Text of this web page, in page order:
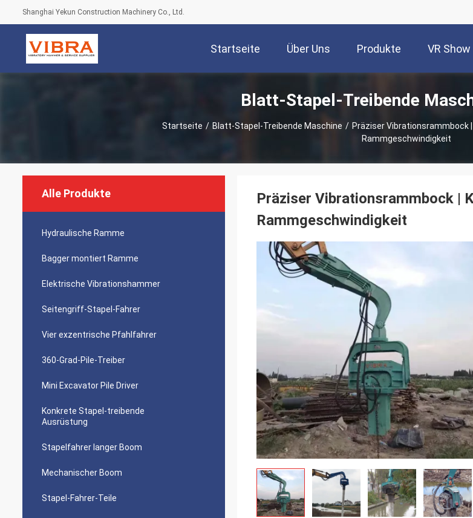
Shanghai Yekun Construction Machinery Co., Ltd.
Startseite Über Uns Produkte VR Show
Blatt-Stapel-Treibende
Startseite / Blatt-Stapel-Treibende Maschine / Präziser Vibrationsrammbock
Rammgeschwindigkeit
Alle Produkte
Hydraulische Ramme
Bagger montiert Ramme
Elektrische Vibrationshammer
Seitengriff-Stapel-Fahrer
Vier exzentrische Pfahlfahrer
360-Grad-Pile-Treiber
Mini Excavator Pile Driver
Konkrete Stapel-treibende
Ausrüstung
Stapelfahrer langer Boom
Mechanischer Boom
Stapel-Fahrer-Teile
Präziser Vibrationsrammbock |
Rammgeschwindigkeit